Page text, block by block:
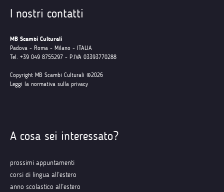
I nostri contatti
MB Scambi Culturali
Padova - Roma - Milano - ITALIA
Tel. +39 049 8755297 - P.IVA 03393770288
Copyright MB Scambi Culturali ©2026
Leggi la normativa sulla privacy
A cosa sei interessato?
prossimi appuntamenti
corsi di lingua all’estero
anno scolastico all’estero